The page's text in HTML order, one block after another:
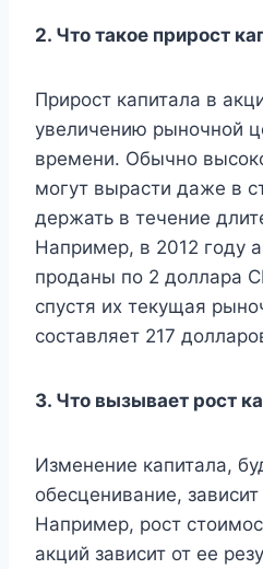
2. Что такое прирост
Прирост капитала в
увеличению рыночной
времени. Обычно
могут вырасти даже в
держать в течение
Например, в 2012 году
проданы по 2 доллара
спустя их текущая
составляет 217
3. Что вызывает рост
Изменение капитала,
обесценивание,
Например, рост
акций зависит от ее